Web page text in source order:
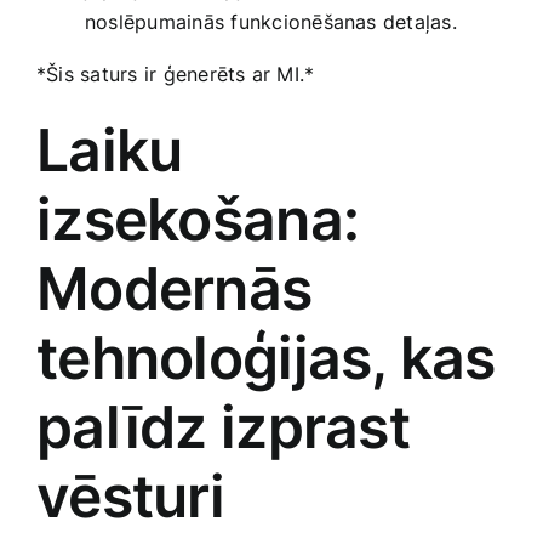
noslēpumainās ​funkcionēšanas detaļas.
*Šis saturs ir ģenerēts ar MI.*
Laiku
izsekošana:
Modernās
tehnoloģijas, kas⁤
palīdz izprast
vēsturi